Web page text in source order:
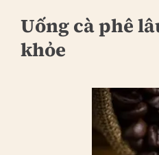
Uống cà phê
khỏe